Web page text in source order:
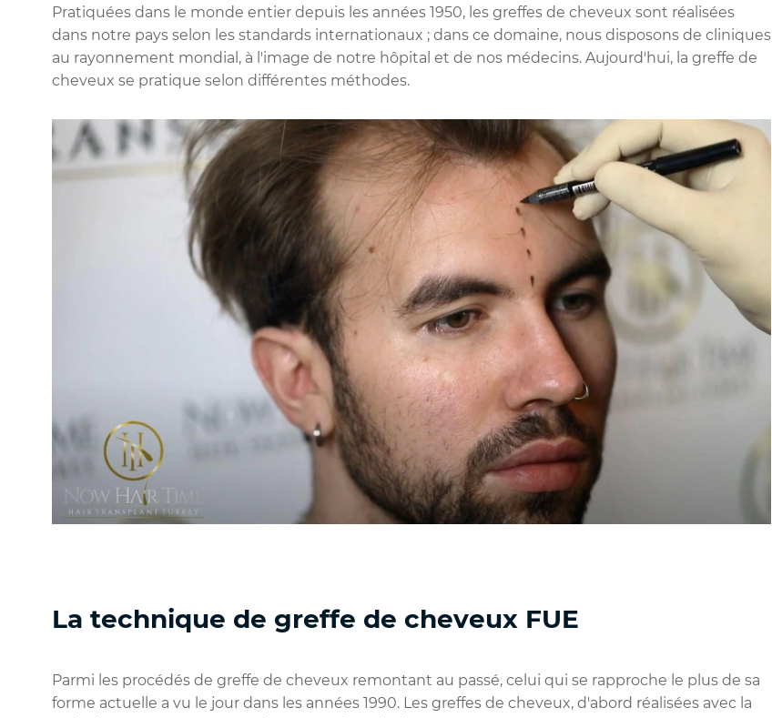
Pratiquées dans le monde entier depuis les années 1950, les greffes de cheveux sont réalisées
dans notre pays selon les standards internationaux ; dans ce domaine, nous disposons de cliniques
au rayonnement mondial, à l'image de notre hôpital et de nos médecins. Aujourd'hui, la greffe de
cheveux se pratique selon différentes méthodes.
La technique de greffe de cheveux FUE
Parmi les procédés de greffe de cheveux remontant au passé, celui qui se rapproche le plus de sa
forme actuelle a vu le jour dans les années 1990. Les greffes de cheveux, d'abord réalisées avec la